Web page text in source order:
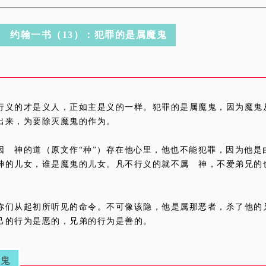
约翰一书（13）：犯罪的是属魔鬼
义的才是义人，正如主是义的一样。犯罪的是属魔鬼，因为魔鬼
，为要除灭魔鬼的作为。
神的道（原文作“种”）存在他心里，他也不能犯罪，因为他
儿女，谁是魔鬼的儿女。凡不行义的就不属 神，不爱弟兄的
们从起初所听见的命令。不可像该隐，他是属那恶者，杀了他的
行为是恶的，兄弟的行为是善的。